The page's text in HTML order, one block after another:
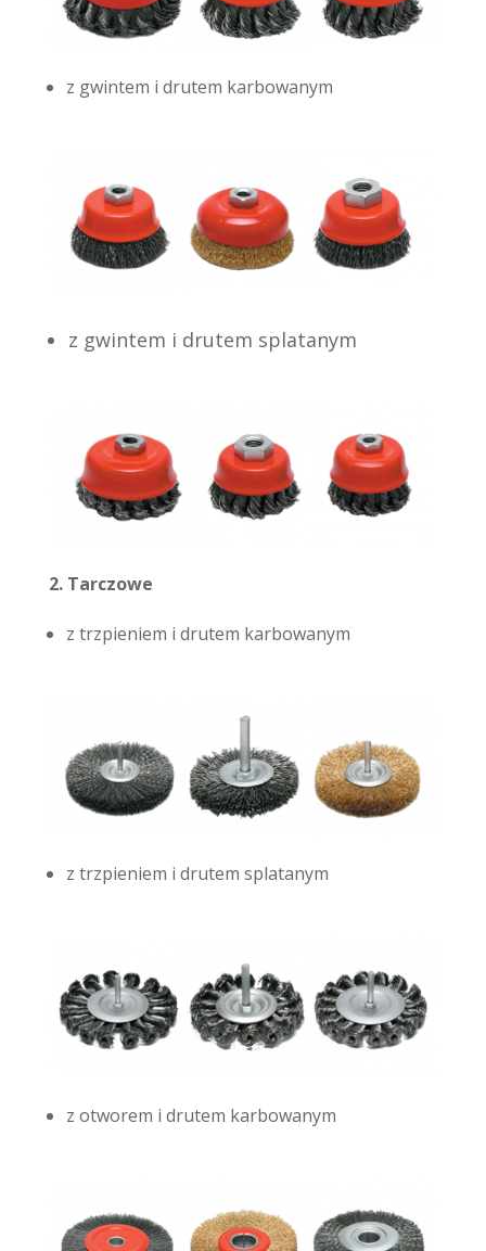
z gwintem i drutem karbowanym
z gwintem i drutem splatanym
2. Tarczowe
z trzpieniem i drutem karbowanym
z trzpieniem i drutem splatanym
z otworem i drutem karbowanym